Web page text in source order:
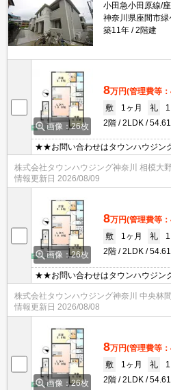
小田急小田原線/
神奈川県座間市緑
築11年
2階建
画像：26枚
8万円(管理費等
敷
1ヶ月 礼
2階
2LDK
★★お問い合わせはタウンハウジ
株式会社タウンハウジング神奈川 相模大
情報更新日 2026/08/09
画像：26枚
8万円(管理費等
敷
1ヶ月 礼
2階
2LDK
★★お問い合わせはタウンハウジ
株式会社タウンハウジング神奈川 中央林
情報更新日 2026/08/08
画像：26枚
8万円(管理費等
敷
1ヶ月 礼
2階
2LDK